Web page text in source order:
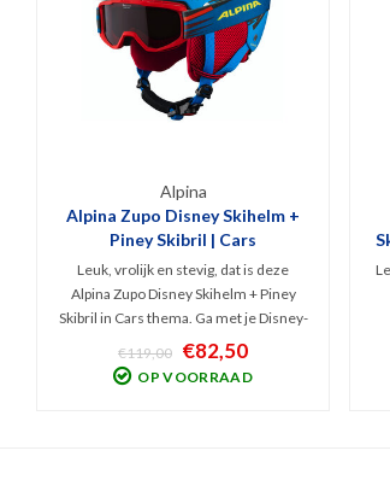
Alpina
Alpina Zupo Disney Skihelm +
Piney Skibril | Cars
Leuk, vrolijk en stevig, dat is deze
Alpina Zupo Disney Skihelm + Piney
Skibril in Cars thema. Ga met je Disney-
helden veilig het sneeuwavontuur aan.
De matchende skibril maakt de set
compleet en is zeer stijlvol. HiCon lens
€119,00 €82,50
OP VOORRAAD